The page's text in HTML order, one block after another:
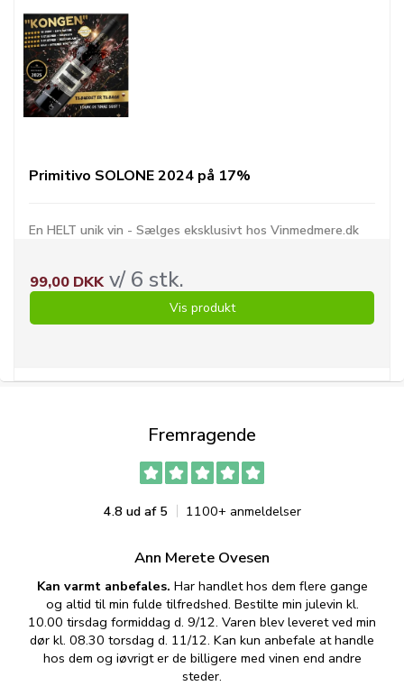
Primitivo SOLONE 2024 på 17%
En HELT unik vin - Sælges eksklusivt hos Vinmedmere.dk
99,00 DKKv/ 6 stk.
Vis produkt
Fremragende
4.8 ud af 5 1100+ anmeldelser
Ann Merete Ovesen
Kan varmt anbefales. Har handlet hos dem flere gange
og altid til min fulde tilfredshed. Bestilte min julevin kl.
10.00 tirsdag formiddag d. 9/12. Varen blev leveret ved min
dør kl. 08.30 torsdag d. 11/12. Kan kun anbefale at handle
hos dem og iøvrigt er de billigere med vinen end andre
steder.